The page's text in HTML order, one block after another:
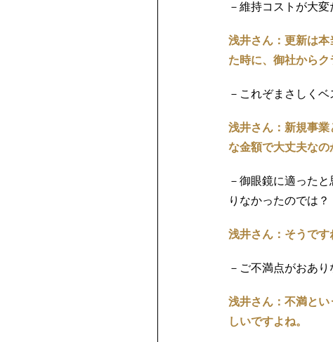
－維持コストが大変
浅井さん：更新は
た時に、御社から
－これぞまさしく
浅井さん：新規事
な金額で大丈夫なの
－御眼鏡に適った
りなかったのでは？
浅井さん：そうです
－ご不満点がおあ
浅井さん：不満と
しいですよね。